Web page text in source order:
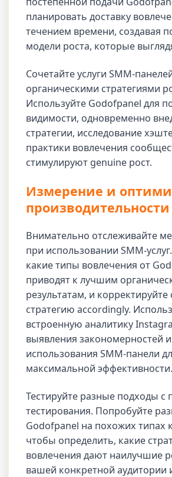
планировать доставку
течением времени, создавая
модели роста, которые
Сочетайте услуги SMM-
органическими стратегиями
Используйте Godofpanel для
видимости, одновременно
стратегии, исследование
практики вовлечения
стимулируют genuine рост.
Измерение и
производительности
Внимательно отслеживайте
при использовании SMM-
какие типы вовлечения от
приводят к лучшим
результатам, и
стратегию accordingly.
встроенную аналитику
выявления закономерностей
использования SMM-панели
максимальной эффективности.
Тестируйте разные подходы
тестирования. Попробуйте
Godofpanel на похожих типах
чтобы определить, какие
вовлечения дают наилучшие
вашей конкретной аудитории